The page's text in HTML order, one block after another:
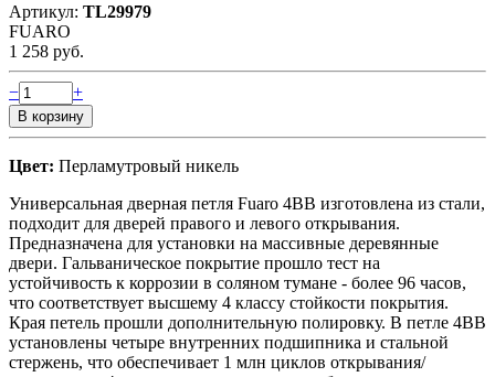
Артикул: TL29979
FUARO
1 258 руб.
− +
Цвет: Перламутровый никель
Универсальная дверная петля Fuaro 4BB изготовлена из стали,
подходит для дверей правого и левого открывания.
Предназначена для установки на массивные деревянные
двери. Гальваническое покрытие прошло тест на
устойчивость к коррозии в соляном тумане - более 96 часов,
что соответствует высшему 4 классу стойкости покрытия.
Края петель прошли дополнительную полировку. В петле 4BB
установлены четыре внутренних подшипника и стальной
стержень, что обеспечивает 1 млн циклов открывания/